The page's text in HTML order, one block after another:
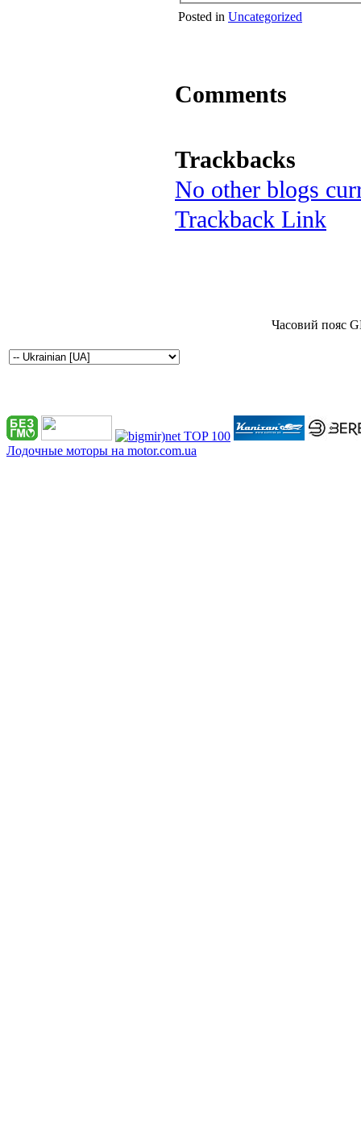
Posted in Uncategorized
Comments
Trackbacks
No other blogs
Trackback Link
Часовий пояс
Лодочные моторы на motor.com.ua